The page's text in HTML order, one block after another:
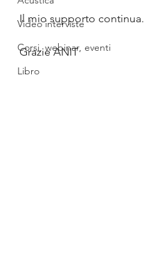
Video interviste
Corsi, webinar, eventi
Libro
Il mio supporto continua.
Grazie ANIT